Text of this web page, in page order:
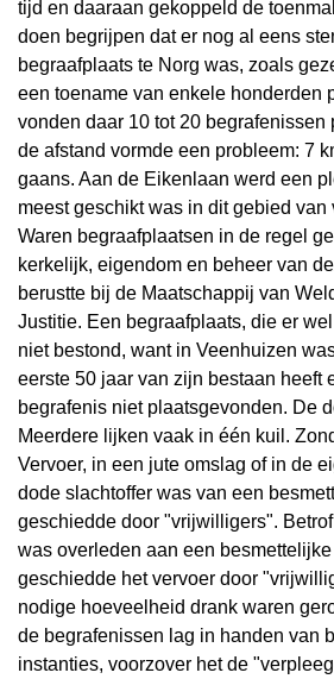
tijd en daaraan gekoppeld de
doen begrijpen dat er nog al eens
begraafplaats te Norg was, zoals
een toename van enkele honderden
vonden daar 10 tot 20 begrafenissen
de afstand vormde een probleem: 7
gaans. Aan de Eikenlaan werd een
meest geschikt was in dit gebied van
Waren begraafplaatsen in de regel
kerkelijk, eigendom en beheer van
berustte bij de Maatschappij van
Justitie. Een begraafplaats, die er
niet bestond, want in Veenhuizen
eerste 50 jaar van zijn bestaan heeft
begrafenis niet plaatsgevonden. De
Meerdere lijken vaak in één kuil.
Vervoer, in een jute omslag of in de
dode slachtoffer was van een
geschiedde door "vrijwilligers".
was overleden aan een
geschiedde het vervoer door
nodige hoeveelheid drank waren
de begrafenissen lag in handen van
instanties, voorzover het de